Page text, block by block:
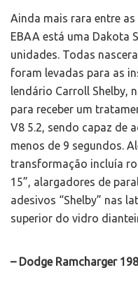
Ainda mais rara entre
EBAA está uma Dakota
unidades. Todas
foram levadas para as
lendário Carroll Shelby,
para receber um
V8 5.2, sendo capaz de
menos de 9 segundos.
transformação incluía
15”, alargadores de
adesivos “Shelby” nas
superior do vidro
– Dodge Ramcharger